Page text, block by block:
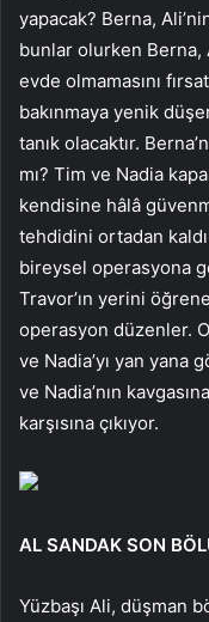
yapacak? Berna,
bunlar olurken Berna,
evde olmamasını
bakınmaya yenik
tanık olacaktır.
mı? Tim ve Nadia
kendisine hâlâ
tehdidini ortadan
bireysel operasyona
Travor’ın yerini
operasyon düzenler.
ve Nadia’yı yan yana
ve Nadia’nın
karşısına çıkıyor.
AL SANDAK SON
Yüzbaşı Ali, düşman